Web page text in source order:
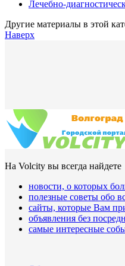
Лечебно-
Другие материалы в этой
Наверх
На Volcity вы всегда найдете
новости, о которых
полезные советы обо
сайты, которые Вам
объявления без
самые интересные